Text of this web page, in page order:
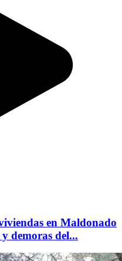
en Maldonado
demoras del...